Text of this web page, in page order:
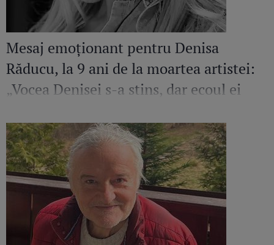
Mesaj emoționant pentru Denisa
Răducu, la 9 ani de la moartea artistei:
„Vocea Denisei s-a stins, dar ecoul ei